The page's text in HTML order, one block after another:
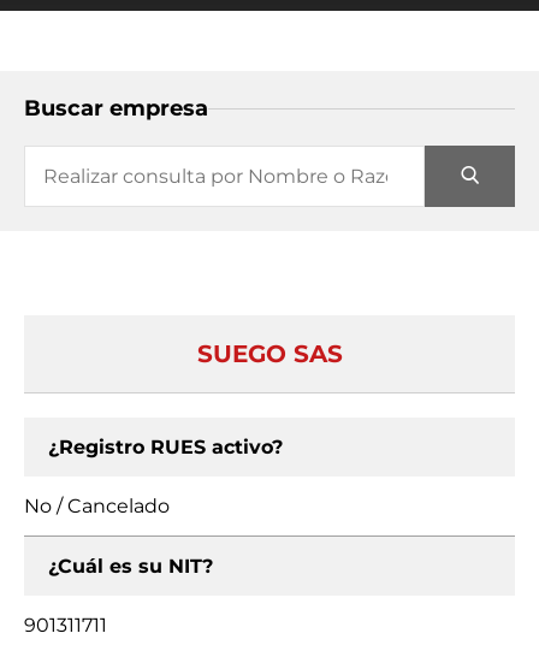
Buscar empresa
SUEGO SAS
¿Registro RUES activo?
No / Cancelado
¿Cuál es su NIT?
901311711